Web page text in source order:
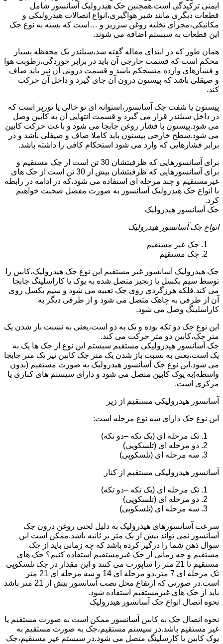
ایمنی ترکیدگی است.همچنین جک هیدرولیک آسانسور شامل
قطعات دیگری مانند شیر هواگیری،انواع اتصالات هیدرولیکی و
مکانیکی،مجرای تخلیه روغن سرریز و …است که بسته به نوع جک
این قطعات به سیستم اضافه می شوند.
همان طور که در ابتدای مقاله گفته شد،سیلندر یک محفظه بسیار
محکم است که قسمت خارجی آن باید در برابر خوردگی،رطوبت هوا
و فشارهای وارده متسحکم باشد و قسمت درونی آن نیز باید صاف
و صیقلی باشد که پیستون درون آن جای گیرد و داخل آن حرکت
کند.
پیستون یا شفت جک آسانسور،استوانه ای تو خالی یا تورپر است که
در داخل سیلندر قرار می گیرد و قسمت انتهایی آن به کابین وصل
می شود.پیستون با فشار روغن جابجا می شود و باعث حرکت کابین
می شود.سطح خارجی پیستون باید کاملا صاف و صیقلی باشد و در
برابر فشارهایی که وارد می شود استحکام کافی را داشته باشد.
برای آسانسورهایی که ظرفیتشان 30 تن است از جک مستقیم و
برای آسانسورهایی که ظرفیتشان بیش از 30 تن است از جک های
غیرمستقیم و چند مرحله ای استفاده می شود،که در ادامه در رابطه
با انواع جک هیدرولیک آسانسور به صورت مفصل صحبت خواهیم
کرد.
جک آسانسور هیدرولیک
انواع جک آسانسور هیدرولیک
جک غیر مستقیم
جک مستقیم
جک هیدرولیک آسانسور غیر مستقیم این نوع جک هیدرولیک،کابین را
توسط سیم بکسل یا زنجیر متصل شده به یوک یا کاراسلینگ جابجا
می کند.فلکه هرزگردی روی جک تعبیه می شود و سیم بکسل روی
آن از طرفی به چاهک متصل می شود و از طرفی دیگر به
کاراسلینگ وصل می شود.
این نوع جک دو تکه بوده و یک به دو است،یعنی به نسبت باز شدن یک
متر جک،کابین دو متر حرکت می کند.
جک آسانسور هیدرولیکی مستقیم سیستم این نوع از جک ها یک به
یک است،یعنی به نسبت باز شدن یک متر جک کابین نیز یک متر جابجا
می شود.این نوع جک آسانسور هیدرولیک به صورت مستقیم (بدون
واسطه)به یوک کابین متصل می شود و دارای سیستم های کناری یا
مرکزی است.
آسانسور هیدرولیکی مستقیم از زیر
این نوع جک دارای سه نوع مرحله است:
تک مرحله ای (یک تکه –دو تکه)
دو مرحله ای (تلسکوپی)
سه مرحله ای (تلسکوپی)
آسانسور هیدرولیکی مستقیم از کنار
تک مرحله ای (یک تکه –دو تکه)
دو مرحله ای (تلسکوپی)
سه مرحله ای (تلسکوپی)
سرعت آسانسورهای هیدرولیک به دلیل لختی روغن درون جک
آسانسور نمی تواند بیش از یک متر بر ثانیه باشد.ممکن است این
سوال ذهن شما را درگیر کرده باشد که چه زمانی باید از جک
مستقیم و چه زمانی از جک غیرمستقیم استفاده کنیم؟ جک های
مستقیم تا 21 متر را ساپورت می کنند و این مقدار در جک تلسکوپی
تک مرحله ای 7 متر،دو مرحله ای 14 و سه مرحله ای 21 متر
است.در صورتی که ارتفاع محل نصب آسانسور بیش از 21 متر باشد
باید از جک های غیرمستقیم استفاده شود.
نحوه اتصال انواع جک آسانسور هیدرولیک
نحوه اتصال جک به کابین آسانسور ممکن است به صورت مستقیم یا
غیر مستقیم باشد.در سیستم مستقیم،جک به صورت مستقیم به
یوک کابین یا کارسلینگ متصل می شود.در سیستم غیر مستقیم،جک